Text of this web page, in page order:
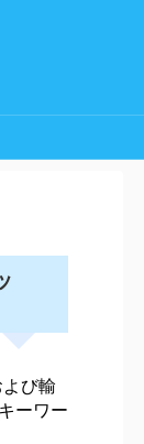
び輸
ーワー